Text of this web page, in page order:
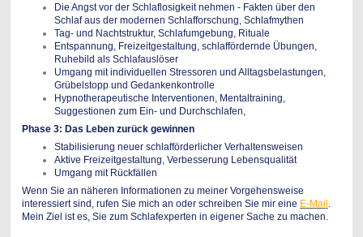
Die Angst vor der Schlaflosigkeit nehmen - Fakten über den
Schlaf aus der modernen Schlafforschung, Schlafmythen
Tag- und Nachtstruktur, Schlafumgebung, Rituale
Entspannung, Freizeitgestaltung, schlaffördernde Übungen,
Ruhebild als Schlafauslöser
Umgang mit individuellen Stressoren und Alltagsbelastungen,
Grübelstopp und Gedankenkontrolle
Hypnotherapeutische Interventionen, Mentaltraining,
Suggestionen zum Ein- und Durchschlafen,
Phase 3: Das Leben zurück gewinnen
Stabilisierung neuer schlafförderlicher Verhaltensweisen
Aktive Freizeitgestaltung, Verbesserung Lebensqualität
Umgang mit Rückfällen
Wenn Sie an näheren Informationen zu meiner Vorgehensweise
interessiert sind, rufen Sie mich an oder schreiben Sie mir eine E-Mail
Mein Ziel ist es, Sie zum Schlafexperten in eigener Sache zu machen.